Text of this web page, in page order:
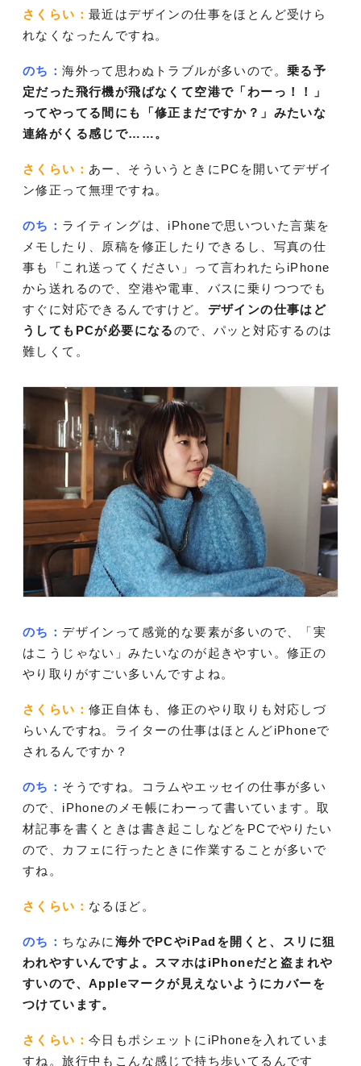
さくらい： 最近はデザインの仕事をほとんど受けら
れなくなったんですね。
のち：海外って思わぬトラブルが多いので。乗る予
定だった飛行機が飛ばなくて空港で「わーっ！！」
ってやってる間にも「修正まだですか？」みたいな
連絡がくる感じで……。
さくらい： あー、そういうときにPCを開いてデザイ
ン修正って無理ですね。
のち： ライティングは、iPhoneで思いついた言葉を
メモしたり、原稿を修正したりできるし、写真の仕
事も「これ送ってください」って言われたらiPhone
から送れるので、空港や電車、バスに乗りつつでも
すぐに対応できるんですけど。 デザインの仕事はど
うしてもPCが必要になるので、パッと対応するのは
難しくて。
のち： デザインって感覚的な要素が多いので、「実
はこうじゃない」みたいなのが起きやすい。修正の
やり取りがすごい多いんですよね。
さくらい： 修正自体も、修正のやり取りも対応しづ
らいんですね。ライターの仕事はほとんどiPhoneで
されるんですか？
のち： そうですね。コラムやエッセイの仕事が多い
ので、iPhoneのメモ帳にわーって書いています。取
材記事を書くときは書き起こしなどをPCでやりたい
ので、カフェに行ったときに作業することが多いで
すね。
さくらい： なるほど。
のち： ちなみに 海外でPCやiPadを開くと、スリに狙
われやすいんですよ。スマホはiPhoneだと盗まれや
すいので、Appleマークが見えないようにカバーを
つけています。
さくらい： 今日もポシェットにiPhoneを入れていま
すね。旅行中もこんな感じで持ち歩いてるんです